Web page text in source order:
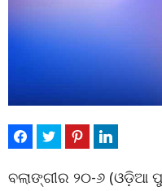
ବଲାଙ୍ଗୀର ୨୦-୬ (ଓଡ଼ିଆ